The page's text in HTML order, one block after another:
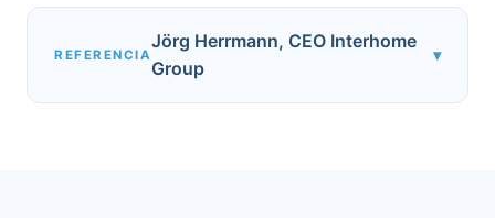
REFERENCIA
Jörg Herrmann, CEO Interhome
Group
▾